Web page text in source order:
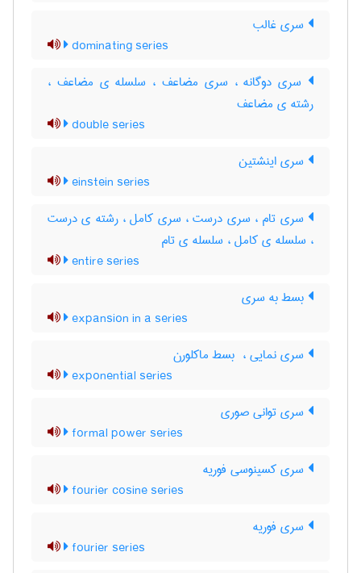
سری غالب
dominating series
سری دوگانه ، سری مضاعف ، سلسله ی مضاعف ،
رشته ی مضاعف
double series
سری اینشتین
einstein series
سری تام ، سری درست ، سری کامل ، رشته ی درست
، سلسله ی کامل ، سلسله ی تام
entire series
بسط به سری
expansion in a series
سری نمایی ، ‌ بسط ماکلورن
exponential series
سری توانی صوری
formal power series
سری کسینوسی فوریه
fourier cosine series
سری فوریه
fourier series